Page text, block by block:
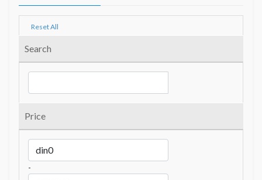
Reset All
Search
Price
-